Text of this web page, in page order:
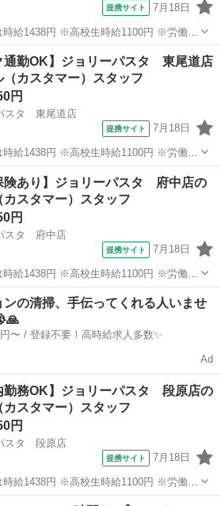
提携サイト 7月18日
給1438円 ※高校生時給1100円 ※労働組
・祝手当 土日・祝は
上町2-1-1 ■アルバイト、パート...
レス
通勤OK】ジョリーパスタ 東尾道店
（カスタマー）スタッフ
円
スタ 東尾道店
提携サイト 7月18日
給1438円 ※高校生時給1100円 ※労働組
・祝手当 土日・祝は
須町592-1 ■アルバイト、パート...
ス
険あり】ジョリーパスタ 府中店の
カスタマー）スタッフ
円
スタ 府中店
提携サイト 7月18日
給1438円 ※高校生時給1100円 ※労働組
・祝手当 土日・祝は
中町大須4-3-20 ■アルバイト、...
ンの清掃、手伝ってくれる人いませ
日給例1万円〜 / 登録不要！高時給求人多数✨
Ad
勤務OK】ジョリーパスタ 段原店の
カスタマー）スタッフ
円
スタ 段原店
提携サイト 7月18日
給1438円 ※高校生時給1100円 ※労働組
・祝手当 土日・祝は